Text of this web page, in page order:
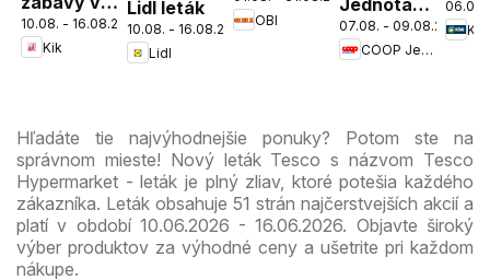
škole
10.08. - 16.08.2026
Kik
Lidl leták
10.08. - 16.08.2026
Lidl
OBI
Jednota
cez víkend
ešte
07.08. - 09.08.2026
COOP Jednota
06.08.
Kraj
Hľadáte tie najvýhodnejšie ponuky? Potom ste na
správnom mieste! Nový leták Tesco s názvom Tesco
Hypermarket - leták je plný zliav, ktoré potešia každého
zákazníka. Leták obsahuje 51 strán najčerstvejších akcií a
platí v období 10.06.2026 - 16.06.2026. Objavte široký
výber produktov za výhodné ceny a ušetrite pri každom
nákupe.